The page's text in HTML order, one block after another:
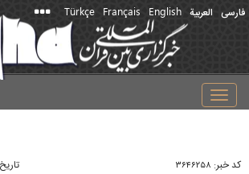
فارسی العربیة English
Français
Türkçe
Toggle
navigation
کد خبر: ۳۶۴۶۲۵۸